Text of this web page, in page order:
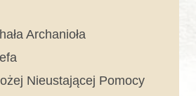
Archanioła
Nieustającej Pomocy